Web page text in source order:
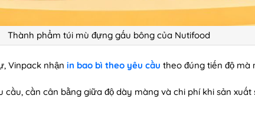
Thành phẩm túi mù đựng gấu bông của Nutifood
Vinpack nhận in bao bì theo yêu cầu theo đúng tiến độ mà
cầu, cần cân bằng giữa độ dày màng và chi phí khi sản